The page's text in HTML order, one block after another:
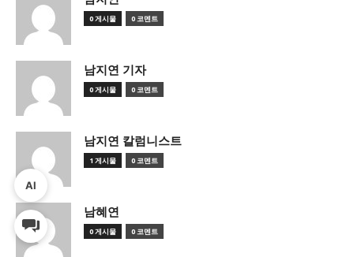
0 게시물 0 코멘트
남지연 기자
0 게시물 0 코멘트
남지연 칼럼니스트
1 게시물 0 코멘트
남혜연
0 게시물 0 코멘트
AI